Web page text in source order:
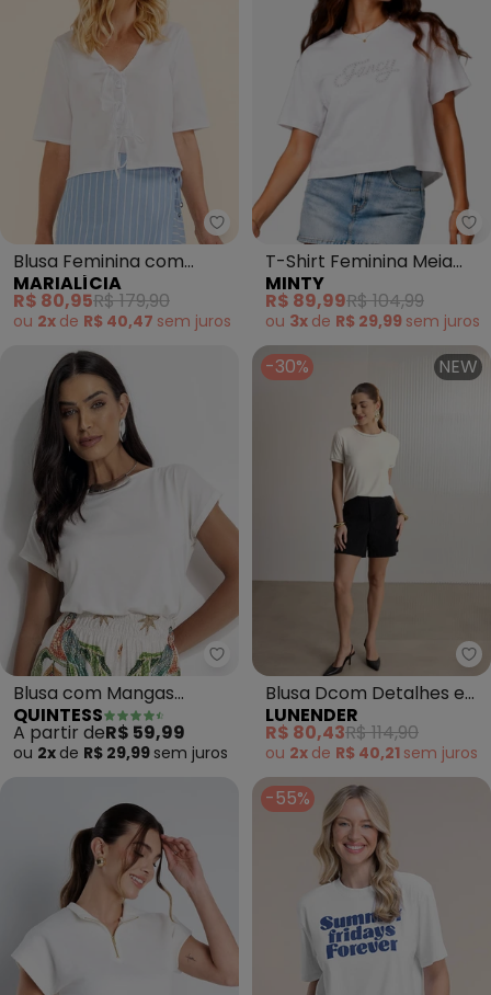
Marialícia - Blusa Feminina
Blusa Feminina com
Laços Frontais (Branco)
MARIALÍCIA
R$ 80,95R$ 179,90
ou 2x de R$ 40,47 sem juros
T-Shirt Feminina Meia
Malha com Aplique
(Branco)
MINTY
R$ 89,99R$ 104,99
ou 3x de R$ 29,99 sem juros
Quintess - Blusa com Mangas
Blusa com Mangas
Curtas (Off White)
QUINTESS
A partir deR$ 59,99
ou 2x de R$ 29,99 sem juros
-30% NEW
Blusa Dcom Detalhes em
Renda (Branco)
LUNENDER
R$ 80,43R$ 114,90
ou 2x de R$ 40,21 sem juros
-55%